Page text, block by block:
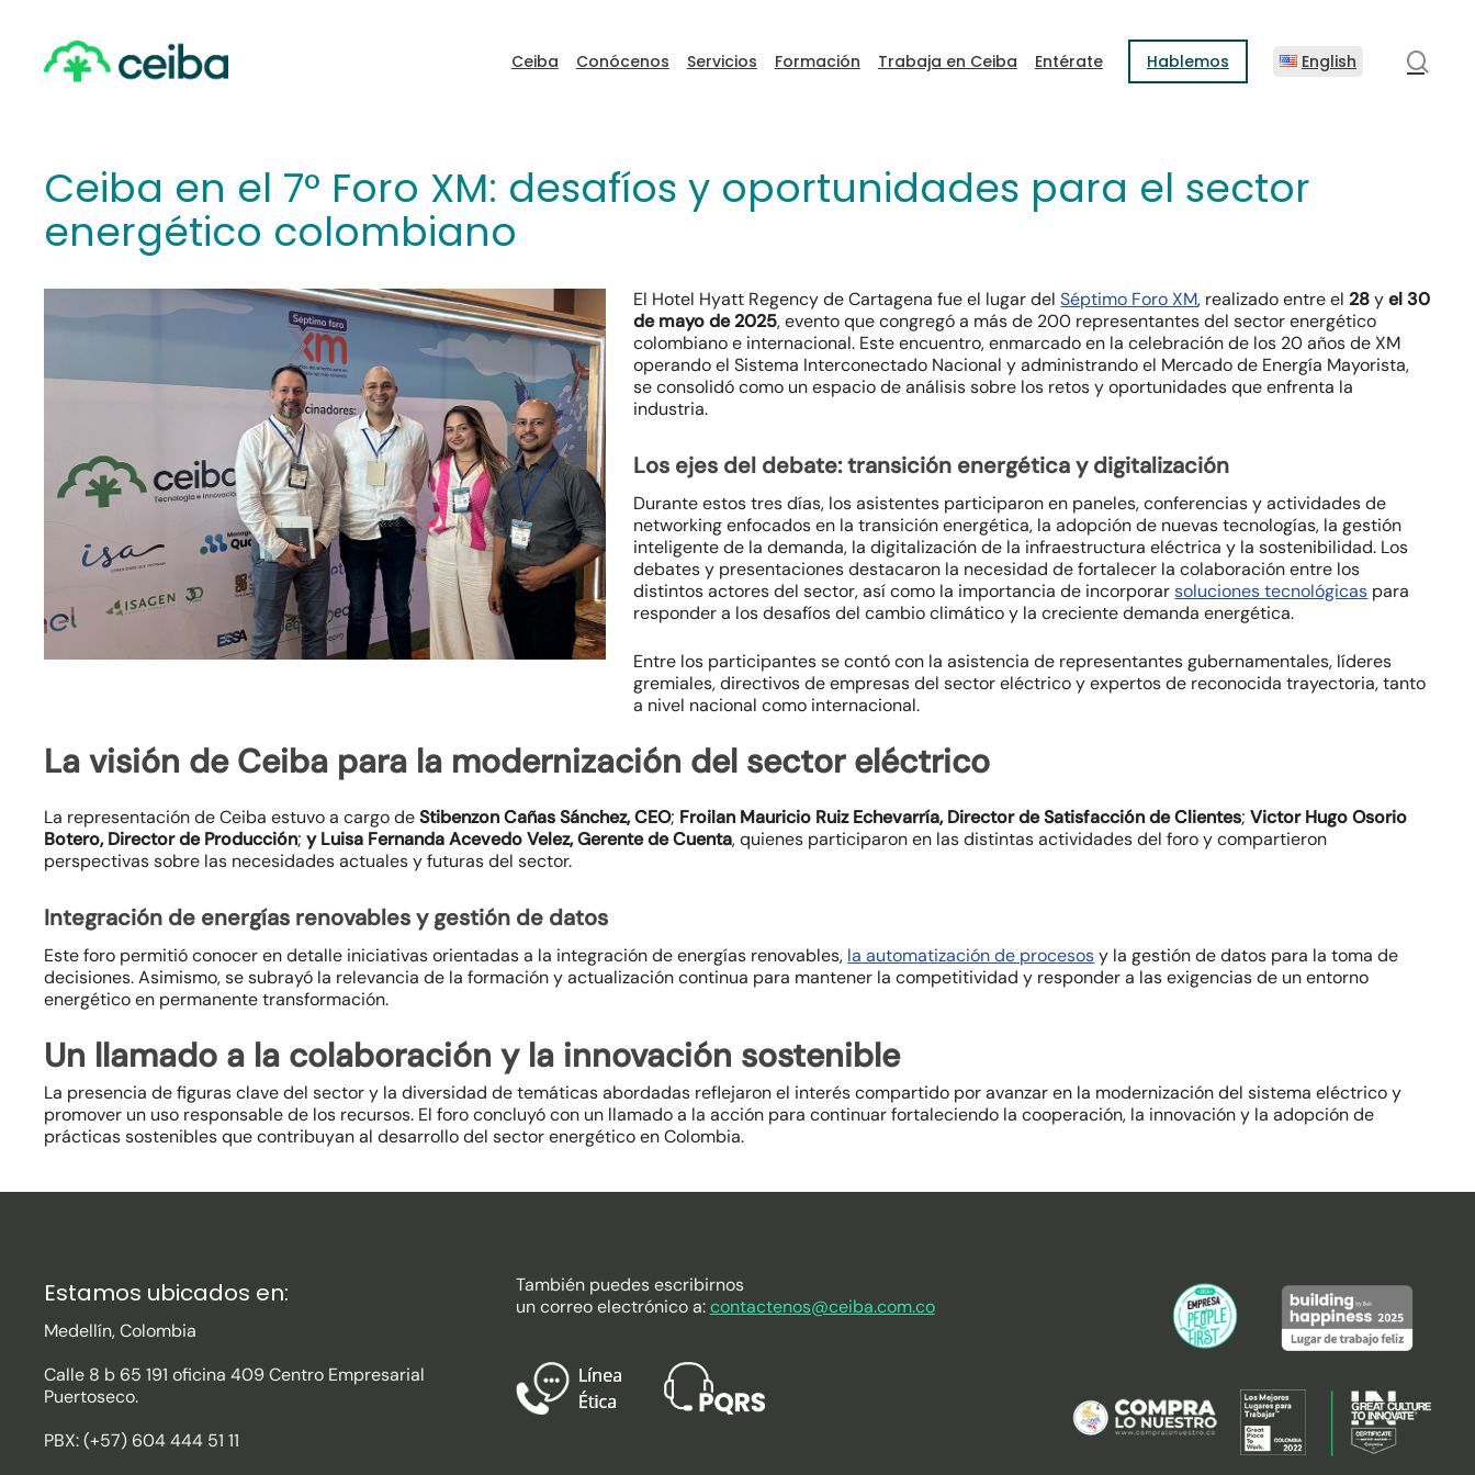
content
Hit enter to search or ESC to close
Ceiba Conócenos Servicios Formación Trabaja en Ceiba Entérate
ceibaDEVFEST
Go to Ceiba
Hablemos English
Ceiba en el 7° Foro XM: desafíos y oportunidades para el sector
energético colombiano
El Hotel Hyatt Regency de Cartagena fue el lugar delSéptimo Foro XM, realizado entre el 28yel 30
de mayo de 2025, evento que congregó a más de 200 representantes del sector energético
colombiano e internacional. Este encuentro, enmarcado en la celebración de los 20 años de XM
operando el Sistema Interconectado Nacional y administrando el Mercado de Energía Mayorista,
se consolidó como un espacio de análisis sobre los retos y oportunidades que enfrenta la
industria.
Los ejes del debate: transición energética y digitalización
Durante estos tres días, los asistentes participaron en paneles, conferencias y actividades de
networking enfocados en la transición energética, la adopción de nuevas tecnologías, la gestión
inteligente de la demanda, la digitalización de la infraestructura eléctrica y la sostenibilidad. Los
debates y presentaciones destacaron la necesidad de fortalecer la colaboración entre los
distintos actores del sector, así como la importancia de incorporar soluciones tecnológicas para
responder a los desafíos del cambio climático y la creciente demanda energética.
Entre los participantes se contó con la asistencia de representantes gubernamentales, líderes
gremiales, directivos de empresas del sector eléctrico y expertos de reconocida trayectoria, tanto
a nivel nacional como internacional.
La visión de Ceiba para la modernización del sector eléctrico
La representación de Ceiba estuvo a cargo deStibenzon Cañas Sánchez, CEO; Froilan Mauricio Ruiz Echevarría, Director de Satisfacción de Clientes;Victor Hugo Osorio
Botero, Director de Producción; y Luisa Fernanda Acevedo Velez, Gerente de Cuenta, quienes participaron en las distintas actividades del foro y compartieron
perspectivas sobre las necesidades actuales y futuras del sector.
Integración de energías renovables y gestión de datos
Este foro permitió conocer en detalle iniciativas orientadas a la integración de energías renovables, la automatización de procesosy la gestión de datos para la toma de
decisiones. Asimismo, se subrayó la relevancia de la formación y actualización continua para mantener la competitividad y responder a las exigencias de un entorno
energético en permanente transformación.
Un llamado a la colaboración y la innovación sostenible
La presencia de figuras clave del sector y la diversidad de temáticas abordadas reflejaron el interés compartido por avanzar en la modernización del sistema eléctrico y
promover un uso responsable de los recursos. El foro concluyó con un llamado a la acción para continuar fortaleciendo la cooperación, la innovación y la adopción de
prácticas sostenibles que contribuyan al desarrollo del sector energético en Colombia.
Estamos ubicados en:
Medellín, Colombia
Calle 8 b 65 191 oficina 409 Centro Empresarial
Puertoseco.
PBX: (+57) 604 444 51 11
También puedes escribirnos
un correo electrónico a:contactenos@ceiba.com.co